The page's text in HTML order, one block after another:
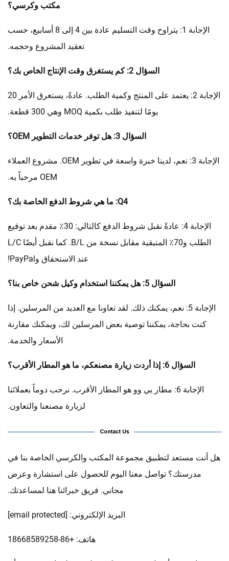
مكتب وكرسي؟
الإجابة 1: يتراوح وقت التسليم عادة بين 4 إلى 8 أسابيع، حسب
تعقيد المشروع وحجمه.
السؤال 2: كم يستغرق وقت الإنتاج الخاص بك؟
الإجابة 2: يعتمد على المنتج وكمية الطلب. عادةً، يستغرق الأمر 20
يومًا لتنفيذ طلب بكمية MOQ وهي 300 قطعة.
السؤال 3: هل توفر خدمات التطوير OEM؟
الإجابة 3: نعم، لدينا خبرة واسعة في تطوير OEM. مشروع العملاء
OEM مرحباً به.
Q4: ما هي شروط الدفع الخاصة بك؟
الإجابة 4: عادةً نقبل شروط الدفع كالتالي: 30٪ مقدم بعد توقيع
الطلب و70٪ المتبقية مقابل نسخة من B/L. كما نقبل أيضًا L/C
عند الاستحقاق وPayPal!
السؤال 5: هل يمكننا استخدام وكيل شحن خاص بنا؟
الإجابة 5: نعم، يمكنك ذلك. لقد تعاونا مع العديد من المرسلين. إذا
كنت بحاجة، يمكننا توصية بعض المرسلين لك، ويمكنك مقارنة
الأسعار والخدمة.
السؤال 6: إذا أردت زيارة مصنعكم، ما هو المطار الأقرب؟
الإجابة 6: مطار يي وو هو المطار الأقرب. نرحب دوماً بعملائنا
لزيارة مصنعنا والتعاون.
هل أنت مستعد لتطبيق مجموعة المكتب والكرسي الخاصة بنا في
مدرستك؟ تواصل معنا اليوم للحصول على استشارة وعرض
مجاني. فريق خبرائنا هنا لمساعدتك.
البريد الإلكتروني: [email protected]
هاتف: +86-18668589258